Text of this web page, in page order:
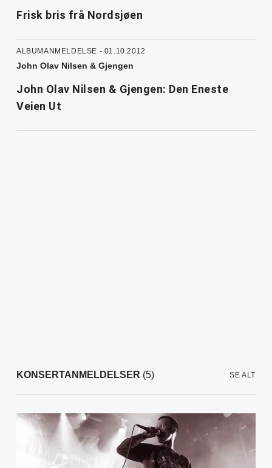
Frisk bris frå Nordsjøen
ALBUMANMELDELSE - 01.10.2012
John Olav Nilsen & Gjengen
John Olav Nilsen & Gjengen: Den Eneste
Veien Ut
KONSERTANMELDELSER (5) SE ALT